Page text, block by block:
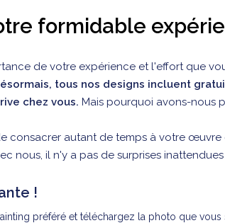
formidable
de votre expérience et l'effort que
tous nos designs incluent
chez vous. Mais pourquoi avons-nous
consacrer autant de temps à votre
nous, il n'y a pas de surprises
!
préféré et téléchargez la photo que